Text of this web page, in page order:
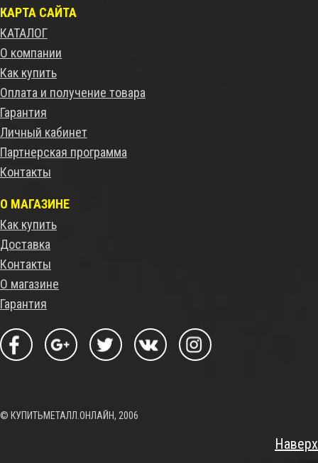
КАРТА САЙТА
КАТАЛОГ
О компании
Как купить
Оплата и получение товара
Гарантия
Личный кабинет
Партнерская программа
Контакты
О МАГАЗИНЕ
Как купить
Доставка
Контакты
О магазине
Гарантия
© КУПИТЬМЕТАЛЛ.ОНЛАЙН, 2006
Наверх